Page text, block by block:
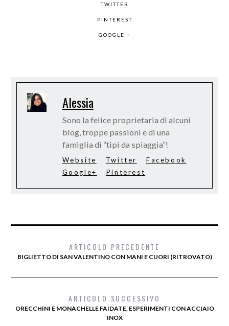
TWITTER
PINTEREST
GOOGLE +
Alessia
Sono la felice proprietaria di alcuni
blog, troppe passioni e di una
famiglia di “tipi da spiaggia”!
Website Twitter
Facebook
Google+
Pinterest
ARTICOLO PRECEDENTE
BIGLIETTO DI SAN VALENTINO CON MANI E CUORI (RITROVATO)
ARTICOLO SUCCESSIVO
ORECCHINI E MONACHELLE FAIDATE, ESPERIMENTI CON ACCIAIO
INOX